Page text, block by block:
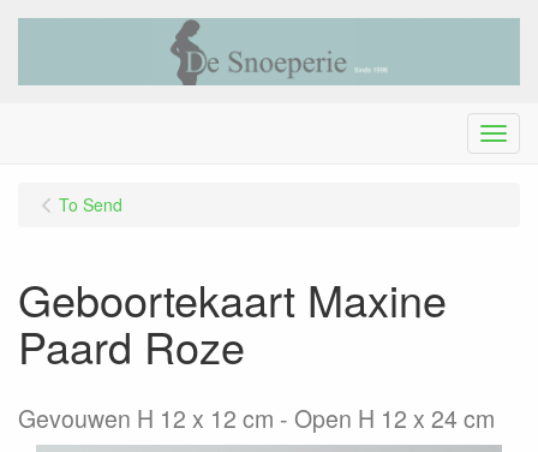
Menu
To Send
Geboortekaart Maxine
Paard Roze
Gevouwen H 12 x 12 cm - Open H 12 x 24 cm